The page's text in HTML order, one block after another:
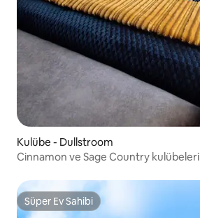
Kulübe - Dullstroom
Cinnamon ve Sage Country kulübeleri
Süper Ev Sahibi
Süper Ev Sahibi